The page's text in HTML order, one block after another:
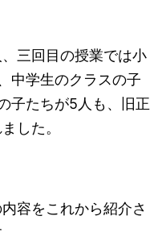
三回目の授業では小
中学生のクラスの子
子たちが5人も、旧正
した。
容をこれから紹介さ